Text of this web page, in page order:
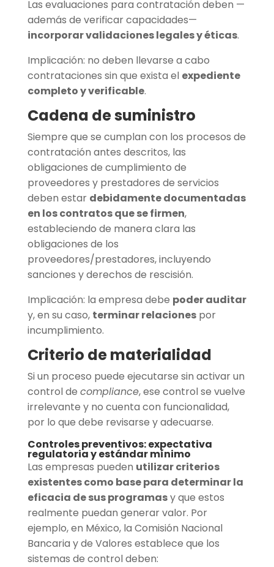
Las evaluaciones para contratación deben —
además de verificar capacidades—
incorporar validaciones legales y éticas.
Implicación: no deben llevarse a cabo
contrataciones sin que exista el expediente
completo y verificable.
Cadena de suministro
Siempre que se cumplan con los procesos de
contratación antes descritos, las
obligaciones de cumplimiento de
proveedores y prestadores de servicios
deben estar debidamente documentadas
en los contratos que se firmen,
estableciendo de manera clara las
obligaciones de los
proveedores/prestadores, incluyendo
sanciones y derechos de rescisión.
Implicación: la empresa debe poder auditar
y, en su caso, terminar relacionespor
incumplimiento.
Criterio de materialidad
Si un proceso puede ejecutarse sin activar un
control de compliance, ese control se vuelve
irrelevante y no cuenta con funcionalidad,
por lo que debe revisarse y adecuarse.
Controles preventivos: expectativa
regulatoria y estándar mínimo
Las empresas pueden utilizar criterios
existentes como base para determinar la
eficacia de sus programasy que estos
realmente puedan generar valor. Por
ejemplo, en México, la Comisión Nacional
Bancaria y de Valores establece que los
sistemas de control deben: